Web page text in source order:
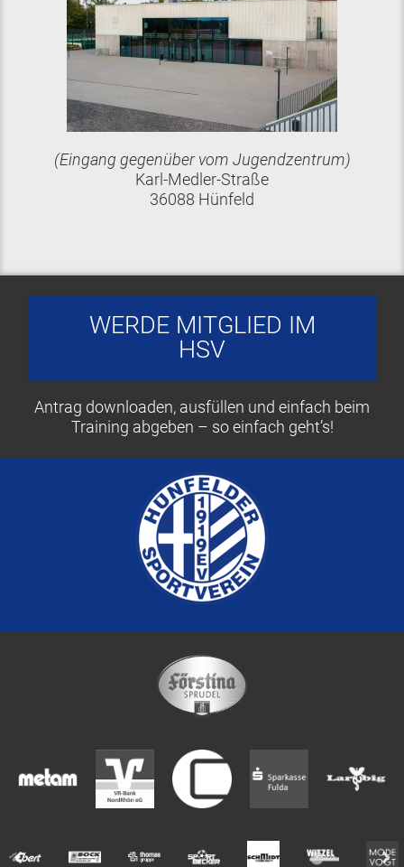
(Eingang gegenüber vom Jugendzentrum)
Karl-Medler-Straße
36088 Hünfeld
WERDE MITGLIED IM
HSV
Antrag downloaden, ausfüllen und einfach beim
Training abgeben – so einfach geht’s!